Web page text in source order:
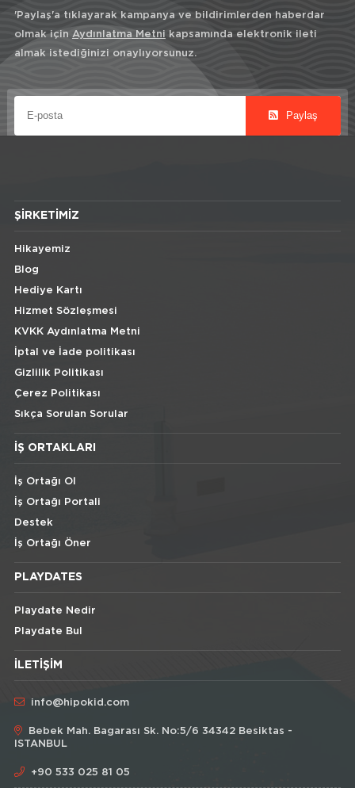
'Paylaş'a tıklayarak kampanya ve bildirimlerden haberdar
olmak için Aydınlatma Metni kapsamında elektronik ileti
almak istediğinizi onaylıyorsunuz.
Paylaş
ŞIRKETIMIZ
Hikayemiz
Blog
Hediye Kartı
Hizmet Sözleşmesi
KVKK Aydınlatma Metni
İptal ve İade politikası
Gizlilik Politikası
Çerez Politikası
Sıkça Sorulan Sorular
İŞ ORTAKLARI
İş Ortağı Ol
İş Ortağı Portali
Destek
İş Ortağı Öner
PLAYDATES
Playdate Nedir
Playdate Bul
İLETIŞIM
info@hipokid.com
Bebek Mah. Bagarası Sk. No:5/6 34342 Besiktas -
ISTANBUL
+90 533 025 81 05